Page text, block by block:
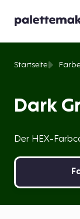
Dark
Der HEX-
Startseite